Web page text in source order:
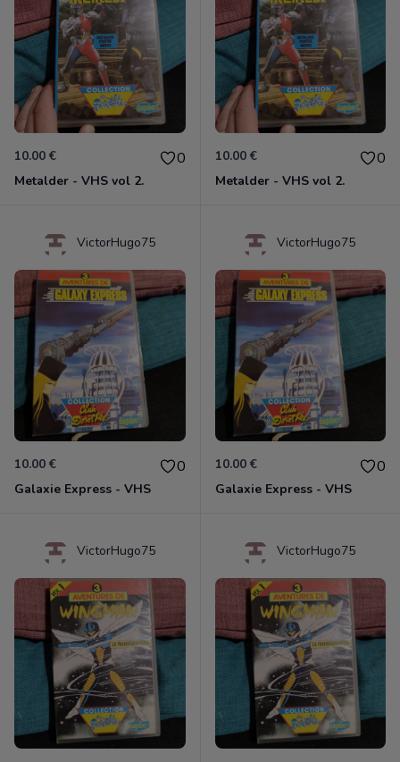
10.00 € 0
Metalder - VHS vol 2.
10.00 € 0
Metalder - VHS vol 2.
VictorHugo75
10.00 € 0
Galaxie Express - VHS
VictorHugo75
10.00 € 0
Galaxie Express - VHS
VictorHugo75 VictorHugo75